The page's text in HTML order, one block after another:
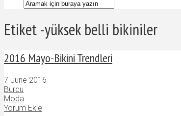
Etiket -yüksek belli bikiniler
2016 Mayo-Bikini Trendleri
7 June 2016
Burcu
Moda
Yorum Ekle